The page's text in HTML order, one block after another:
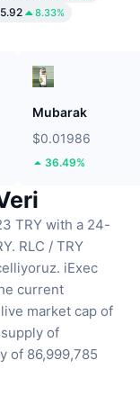
8.33%
Mubarak
$0.01986
36.49%
TRY with a 24-
RLC / TRY
iExec
current
market cap of
of
of 86,999,785